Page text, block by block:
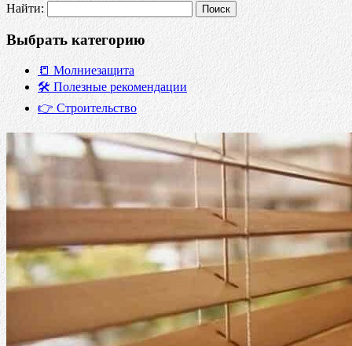
Найти:
Выбрать категорию
📒 Молниезащита
🛠️ Полезные рекомендации
👉 Строительство